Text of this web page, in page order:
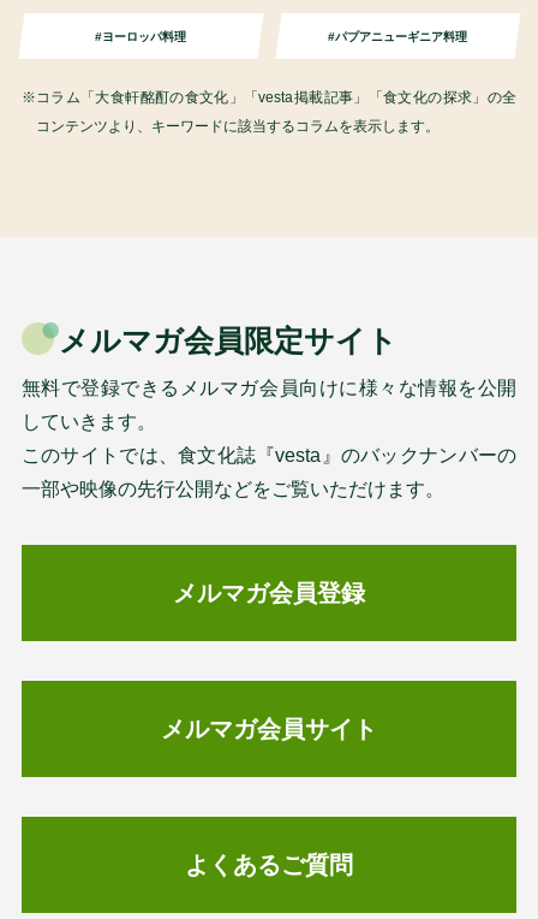
#ヨーロッパ料理 #パプアニューギニア料理
コラム「大食軒酩酊の食文化」「vesta掲載記事」「食文化の探求」の全
コンテンツより、キーワードに該当するコラムを表示します。
メルマガ会員限定サイト
無料で登録できるメルマガ会員向けに様々な情報を公開
していきます。
このサイトでは、食文化誌『vesta』のバックナンバーの
一部や映像の先行公開などをご覧いただけます。
メルマガ会員登録
メルマガ会員サイト
よくあるご質問